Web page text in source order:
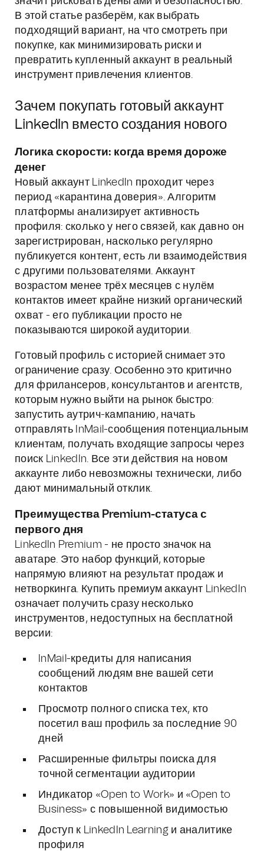
В этой статье разберём, как выбрать
подходящий вариант, на что смотреть при
покупке, как минимизировать риски и
превратить купленный аккаунт в реальный
инструмент привлечения клиентов.
Зачем покупать готовый аккаунт
LinkedIn вместо создания нового
Логика скорости: когда время дороже
денег
Новый аккаунт LinkedIn проходит через
период «карантина доверия». Алгоритм
платформы анализирует активность
профиля: сколько у него связей, как давно он
зарегистрирован, насколько регулярно
публикуется контент, есть ли взаимодействия
с другими пользователями. Аккаунт
возрастом менее трёх месяцев с нулём
контактов имеет крайне низкий органический
охват - его публикации просто не
показываются широкой аудитории.
Готовый профиль с историей снимает это
ограничение сразу. Особенно это критично
для фрилансеров, консультантов и агентств,
которым нужно выйти на рынок быстро:
запустить аутрич-кампанию, начать
отправлять InMail-сообщения потенциальным
клиентам, получать входящие запросы через
поиск LinkedIn. Все эти действия на новом
аккаунте либо невозможны технически, либо
дают минимальный отклик.
Преимущества Premium-статуса с
первого дня
LinkedIn Premium - не просто значок на
аватаре. Это набор функций, которые
напрямую влияют на результат продаж и
нетворкинга. Купить премиум аккаунт LinkedIn
означает получить сразу несколько
инструментов, недоступных на бесплатной
версии:
InMail-кредиты для написания
сообщений людям вне вашей сети
контактов
Просмотр полного списка тех, кто
посетил ваш профиль за последние 90
дней
Расширенные фильтры поиска для
точной сегментации аудитории
Индикатор «Open to Work» и «Open to
Business» с повышенной видимостью
Доступ к LinkedIn Learning и аналитике
профиля